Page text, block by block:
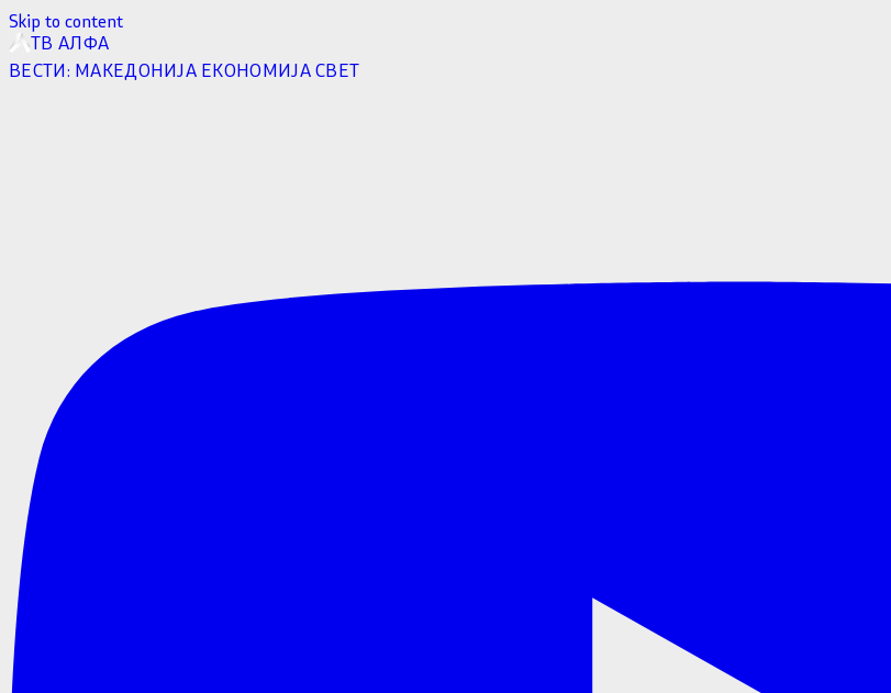
Skip to content
ТВ АЛФА
ВЕСТИ: МАКЕДОНИЈА ЕКОНОМИЈАСВЕТ